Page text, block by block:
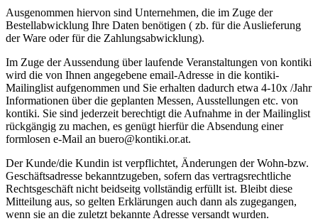
Ausgenommen hiervon sind Unternehmen, die im Zuge der
Bestellabwicklung Ihre Daten benötigen ( zb. für die Auslieferung
der Ware oder für die Zahlungsabwicklung).
Im Zuge der Aussendung über laufende Veranstaltungen von kontiki
wird die von Ihnen angegebene email-Adresse in die kontiki-
Mailinglist aufgenommen und Sie erhalten dadurch etwa 4-10x /Jahr
Informationen über die geplanten Messen, Ausstellungen etc. von
kontiki. Sie sind jederzeit berechtigt die Aufnahme in der Mailinglist
rückgängig zu machen, es genügt hierfür die Absendung einer
formlosen e-Mail an buero@kontiki.or.at.
Der Kunde/die Kundin ist verpflichtet, Änderungen der Wohn-bzw.
Geschäftsadresse bekanntzugeben, sofern das vertragsrechtliche
Rechtsgeschäft nicht beidseitg vollständig erfüllt ist. Bleibt diese
Mitteilung aus, so gelten Erklärungen auch dann als zugegangen,
wenn sie an die zuletzt bekannte Adresse versandt wurden.